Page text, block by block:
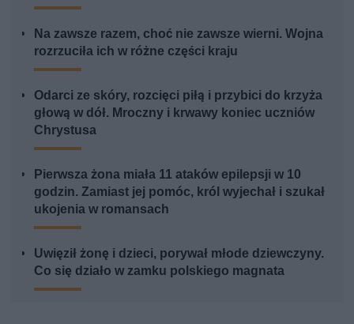
Na zawsze razem, choć nie zawsze wierni. Wojna
rozrzuciła ich w różne części kraju
Odarci ze skóry, rozcięci piłą i przybici do krzyża
głową w dół. Mroczny i krwawy koniec uczniów
Chrystusa
Pierwsza żona miała 11 ataków epilepsji w 10
godzin. Zamiast jej pomóc, król wyjechał i szukał
ukojenia w romansach
Uwięził żonę i dzieci, porywał młode dziewczyny.
Co się działo w zamku polskiego magnata